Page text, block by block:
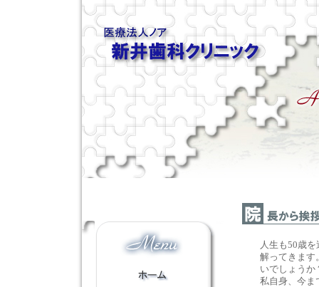
人生も50歳
解ってきます
いでしょうか
私自身、今ま